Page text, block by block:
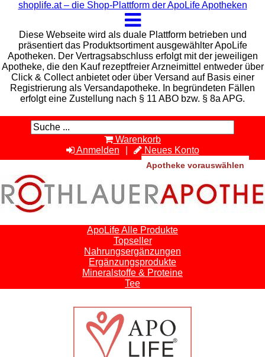
shoplife.at – die Shop-Plattform der ApoLife Apotheken
Diese Webseite wird als duale Plattform betrieben und
präsentiert das Produktsortiment ausgewählter ApoLife
Apotheken. Der Vertragsabschluss erfolgt mit der jeweiligen
Apotheke, die den Kauf rezeptfreier Arzneimittel entweder über
Click & Collect anbietet oder über Versand auf Basis einer
Registrierung als Versandapotheke. In begründeten Fällen
erfolgt eine Zustellung nach § 11 ABO bzw. § 8a APG.
Warenkorb
Anmelden
Neues Konto
Apotheke vorauswählen
ApoLife Alle Produkte
Topseller
Nahrungsergänzungen
Ergänzungsprodukte
Mineralstoffe & Proteine
Tee